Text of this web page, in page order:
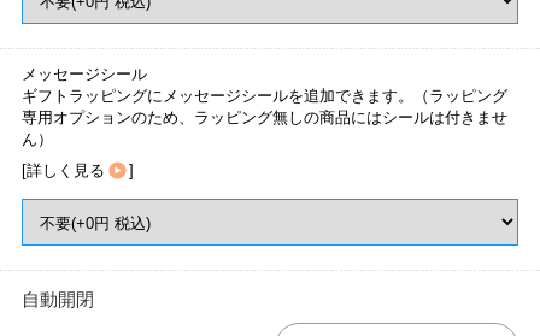
メッセージシール
ギフトラッピングにメッセージシールを追加できます。（ラッピング
専用オプションのため、ラッピング無しの商品にはシールは付きませ
ん）
[詳しく見る ]
自動開閉